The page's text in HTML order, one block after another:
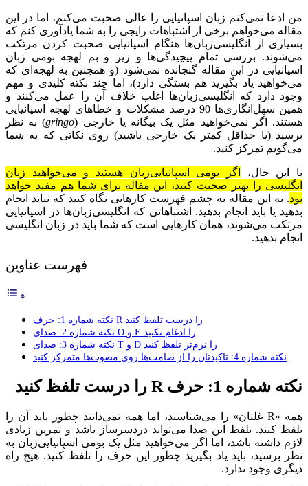
من ادعا نمی‌کنم زبان اسپانیایی را عالی صحبت می‌کنم، اما در این
مقاله می‌خواهم برخی از اشتباهات رایجی را به شما یادآوری کنم که
بسیاری از انگلیسی‌زبان‌ها هنگام اسپانیایی صحبت کردن مرتکب
می‌شوند. بررسی تمام پیچیدگی‌ها و زیر و بم لهجه بومی زبان
اسپانیایی در این مقاله گنجانده نمی‌شود (و همچنین به لهجه‌ای که
می‌خواهید یاد بگیرید هم بستگی دارد)، اما چند نکته کلیدی و مهم
وجود دارد که انگلیسی‌زبان‌ها اغلب خلاف آن را عمل می‌کنند و
همین سهل‌انگاری‌ها 90 درصد مشکلات و خطاهای لهجه اسپانیایی
هستند. اگر نمی‌خواهید مثل یک بیگانه یا خارجی (gringo) به نظر
برسید (یا حداقل کمتر یک خارجی باشید) روی نکاتی که به شما
می‌گویم تمرکز کنید.
با این حال،
اگر بومی اسپانیایی‌زبان هستید و می‌خواهید زبان
انگلیسی را بهتر صحبت کنید، این مقاله برای شما هم مفید خواهد
بود. به این مقاله به چشم فهرست کارهایی نگاه کنید که نباید انجام
بدهید یا باید انجام بدهید. اشتباهاتی که انگلیسی‌زبان‌ها در اسپانیایی
مرتکب می‌شوند، همان کارهایی است که شما باید در زبان انگلیسی
انجام بدهید.
فهرست عناوین
نکته شماره 1: حرف R را درست تلفظ کنید
نکته شماره 2: صدای O و E را ادغام نکنید
نکته شماره 3: صدای T و D را نرم‌تر تلفظ کنید
نکته شماره 4: تاکیدتان را از صامت‌ها روی مصوت‌ها متمرکز کنید
نکته شماره 1: حرف R را درست تلفظ کنید
همه «R غلتان» را می‌شناسند، اما همه نمی‌دانند چطور باید آن را
تلفظ کنند. تلفظ این صدا می‌تواند دردسرساز باشد و تمرین زیادی
لازم داشته باشد، اما اگر می‌خواهید مثل یک بومی اسپانیایی‌زبان به
نظر برسید، باید یاد بگیرید چطور این حرف را تلفظ کنید. هیچ راه
دیگری وجود ندارد.